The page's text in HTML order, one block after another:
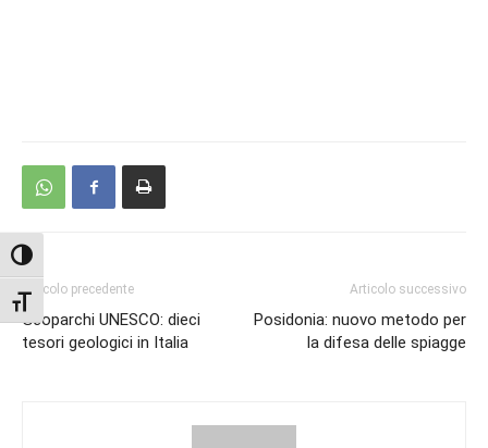
Attiva/disattiva alto contrasto
Attiva/disattiva dimensione testo
Articolo precedente
Geoparchi UNESCO: dieci
tesori geologici in Italia
Articolo successivo
Posidonia: nuovo metodo per
la difesa delle spiagge